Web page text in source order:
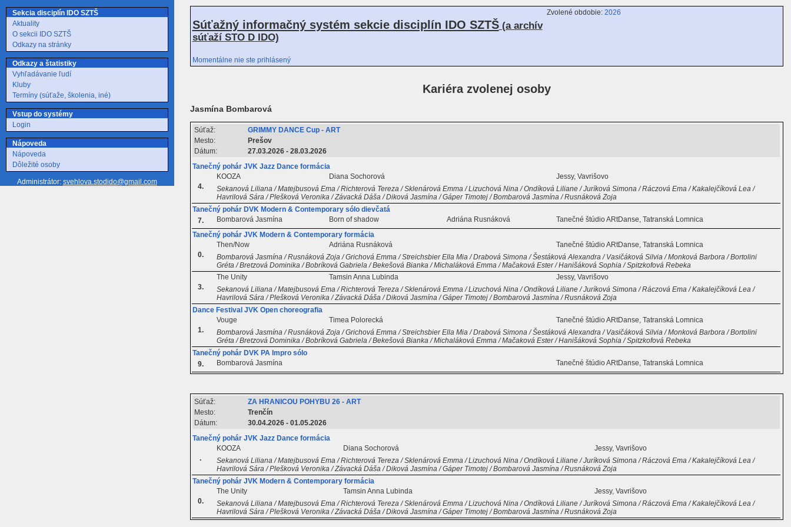
Sekcia disciplín IDO SZTŠ
Aktuality
O sekcii IDO SZTŠ
Odkazy na stránky
Odkazy a štatistiky
Vyhľadávanie ľudí
Kluby
Termíny (súťaže, školenia, iné)
Vstup do systémy
Login
Nápoveda
Nápoveda
Dôležité osoby
Administrátor: svehlova.stodido@gmail.com
Súťažný informačný systém sekcie disciplín IDO SZTŠ(a archív
súťaží STO D IDO)
Zvolené obdobie: 2026
Momentálne nie ste prihlásený
Kariéra zvolenej osoby
Jasmína Bombarová
Súťaž:
GRIMMY DANCE Cup - ART
Mesto:
Prešov
Dátum:
27.03.2026 - 28.03.2026
Tanečný pohár JVK Jazz Dance formácia
4.
KOOZA Diana Sochorová
Jessy, Vavrišovo
Sekanová Liliana / Matejbusová Ema / Richterová Tereza / Sklenárová Emma / Lizuchová Nina / Ondíková Liliane / Juríková Simona / Ráczová Ema / Kakalejčíková Lea /
Havrilová Sára / Plešková Veronika / Závacká Dáša / Diková Jasmína / Gáper Timotej / Bombarová Jasmína / Rusnáková Zoja
Tanečný pohár DVK Modern & Contemporary sólo dievčatá
7.
Bombarová Jasmína Born of shadow Adriána Rusnáková
Tanečné štúdio ARtDanse, Tatranská Lomnica
Tanečný pohár JVK Modern & Contemporary formácia
0.
Then/Now Adriána Rusnáková
Tanečné štúdio ARtDanse, Tatranská Lomnica
Bombarová Jasmína / Rusnáková Zoja / Grichová Emma / Streichsbier Ella Mia / Drabová Simona / Šestáková Alexandra / Vasičáková Silvia / Monková Barbora / Bortolini
Gréta / Bretzová Dominika / Bobríková Gabriela / Bekešová Bianka / Michaláková Emma / Mačaková Ester / Hanišáková Sophia / Spitzkofová Rebeka
3.
The Unity Tamsin Anna Lubinda
Jessy, Vavrišovo
Sekanová Liliana / Matejbusová Ema / Richterová Tereza / Sklenárová Emma / Lizuchová Nina / Ondíková Liliane / Juríková Simona / Ráczová Ema / Kakalejčíková Lea /
Havrilová Sára / Plešková Veronika / Závacká Dáša / Diková Jasmína / Gáper Timotej / Bombarová Jasmína / Rusnáková Zoja
Dance Festival JVK Open choreografia
1.
Vouge Timea Polorecká
Tanečné štúdio ARtDanse, Tatranská Lomnica
Bombarová Jasmína / Rusnáková Zoja / Grichová Emma / Streichsbier Ella Mia / Drabová Simona / Šestáková Alexandra / Vasičáková Silvia / Monková Barbora / Bortolini
Gréta / Bretzová Dominika / Bobríková Gabriela / Bekešová Bianka / Michaláková Emma / Mačaková Ester / Hanišáková Sophia / Spitzkofová Rebeka
Tanečný pohár DVK PA Impro sólo
9.
Bombarová Jasmína Tanečné štúdio ARtDanse, Tatranská Lomnica
Súťaž:
ZA HRANICOU POHYBU 26 - ART
Mesto:
Trenčín
Dátum:
30.04.2026 - 01.05.2026
Tanečný pohár JVK Jazz Dance formácia
.
KOOZA Diana Sochorová
Jessy, Vavrišovo
Sekanová Liliana / Matejbusová Ema / Richterová Tereza / Sklenárová Emma / Lizuchová Nina / Ondíková Liliane / Juríková Simona / Ráczová Ema / Kakalejčíková Lea /
Havrilová Sára / Plešková Veronika / Závacká Dáša / Diková Jasmína / Gáper Timotej / Bombarová Jasmína / Rusnáková Zoja
Tanečný pohár JVK Modern & Contemporary formácia
0.
The Unity Tamsin Anna Lubinda
Jessy, Vavrišovo
Sekanová Liliana / Matejbusová Ema / Richterová Tereza / Sklenárová Emma / Lizuchová Nina / Ondíková Liliane / Juríková Simona / Ráczová Ema / Kakalejčíková Lea /
Havrilová Sára / Plešková Veronika / Závacká Dáša / Diková Jasmína / Gáper Timotej / Bombarová Jasmína / Rusnáková Zoja